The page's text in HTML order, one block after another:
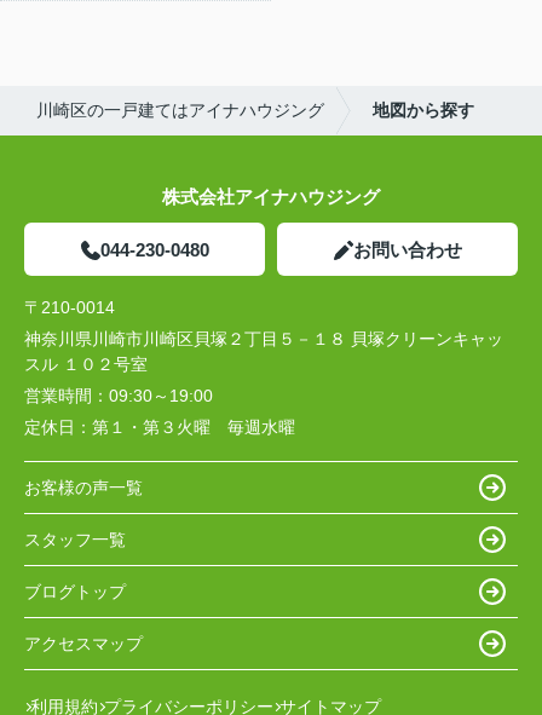
川崎区の一戸建てはアイナハウジング 地図から探す
株式会社アイナハウジング
044-230-0480 お問い合わせ
〒210-0014
神奈川県川崎市川崎区貝塚２丁目５－１８ 貝塚クリーンキャッ
スル １０２号室
営業時間： 09:30～19:00
定休日： 第１・第３火曜 毎週水曜
お客様の声一覧
スタッフ一覧
ブログトップ
アクセスマップ
利用規約 プライバシーポリシー サイトマップ